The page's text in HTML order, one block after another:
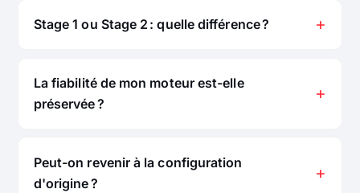
Stage 1 ou Stage 2 : quelle différence ?
La fiabilité de mon moteur est-elle
préservée ?
Peut-on revenir à la configuration
d'origine ?